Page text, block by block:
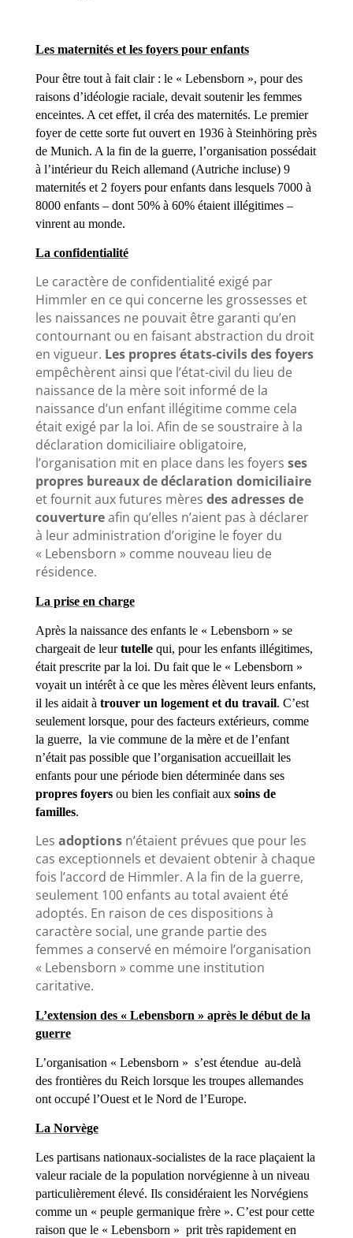
Les maternités et les foyers pour enfants
Pour être tout à fait clair : le « Lebensborn », pour des
raisons d’idéologie raciale, devait soutenir les femmes
enceintes. A cet effet, il créa des maternités. Le premier
foyer de cette sorte fut ouvert en 1936 à Steinhöring près
de Munich. A la fin de la guerre, l’organisation possédait
à l’intérieur du Reich allemand (Autriche incluse) 9
maternités et 2 foyers pour enfants dans lesquels 7000 à
8000 enfants – dont 50% à 60% étaient illégitimes –
vinrent au monde.
La confidentialité
Le caractère de confidentialité exigé par
Himmler en ce qui concerne les grossesses et
les naissances ne pouvait être garanti qu’en
contournant ou en faisant abstraction du droit
en vigueur. Les propres états-civils des foyers
empêchèrent ainsi que l’état-civil du lieu de
naissance de la mère soit informé de la
naissance d’un enfant illégitime comme cela
était exigé par la loi. Afin de se soustraire à la
déclaration domiciliaire obligatoire,
l’organisation mit en place dans les foyers ses
propres bureaux de déclaration domiciliaire
et fournit aux futures mères des adresses de
couvertureafin qu’elles n’aient pas à déclarer
à leur administration d’origine le foyer du
« Lebensborn » comme nouveau lieu de
résidence.
La prise en charge
Après la naissance des enfants le « Lebensborn » se
chargeait de leurtutellequi, pour les enfants illégitimes,
était prescrite par la loi. Du fait que le « Lebensborn »
voyait un intérêt à ce que les mères élèvent leurs enfants,
il les aidait à trouver un logement et du travail. C’est
seulement lorsque, pour des facteurs extérieurs, comme
la guerre, la vie commune de la mère et de l’enfant
n’était pas possible que l’organisation accueillait les
enfants pour une période bien déterminée dans ses
propres foyersou bien les confiait aux soins de
familles.
Les adoptionsn’étaient prévues que pour les
cas exceptionnels et devaient obtenir à chaque
fois l’accord de Himmler. A la fin de la guerre,
seulement 100 enfants au total avaient été
adoptés. En raison de ces dispositions à
caractère social, une grande partie des
femmes a conservé en mémoire l’organisation
« Lebensborn » comme une institution
caritative.
L’extension des « Lebensborn » après le début de la
guerre
L’organisation « Lebensborn » s’est étendue au-delà
des frontières du Reich lorsque les troupes allemandes
ont occupé l’Ouest et le Nord de l’Europe.
La Norvège
Les partisans nationaux-socialistes de la race plaçaient la
valeur raciale de la population norvégienne à un niveau
particulièrement élevé. Ils considéraient les Norvégiens
comme un « peuple germanique frère ». C’est pour cette
raison que le « Lebensborn » prit très rapidement en